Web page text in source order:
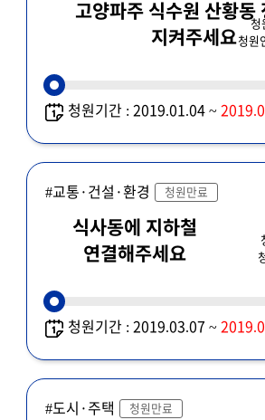
고양파주 식수원 산황동
지켜주세요
청
청원
청원기간 : 2019.01.04 ~
#교통·건설·환경 청원만료
식사동에 지하철
연결해주세요
청원기간 : 2019.03.07 ~
#도시·주택 청원만료